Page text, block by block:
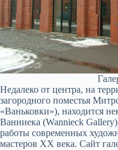
Недалеко от центра, на
загородного поместья
«Ваньковки»), находится
Ванниека (Wannieck
работы современных
мастеров XX века. Сайт